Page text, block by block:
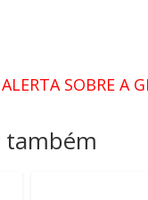
SOBRE A
também